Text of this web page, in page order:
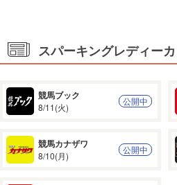
スパーキングレディー
競馬ブック
8/11(火)
公開中
競馬カナザワ
8/10(月)
公開中